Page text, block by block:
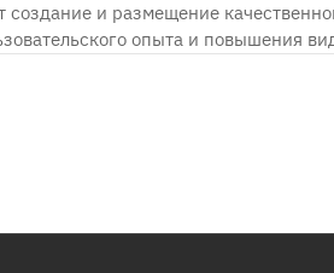
создание и размещение
опыта и повышения